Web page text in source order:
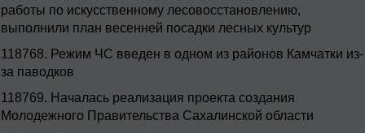
работы по искусственному лесовосстановлению,
выполнили план весенней посадки лесных культур
118768. Режим ЧС введен в одном из районов Камчатки из-
за паводков
118769. Началась реализация проекта создания
Молодежного Правительства Сахалинской области